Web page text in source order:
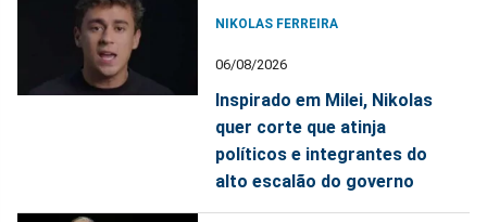
NIKOLAS FERREIRA
06/08/2026
Inspirado em Milei, Nikolas
quer corte que atinja
políticos e integrantes do
alto escalão do governo